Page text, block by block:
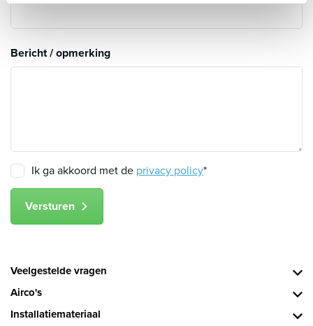
Bericht / opmerking
Ik ga akkoord met de privacy policy*
Versturen
Veelgestelde vragen
Airco's
Installatiemateriaal